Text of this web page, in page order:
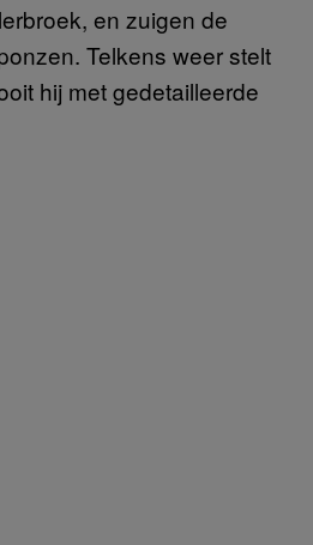
en zuigen de
Telkens weer stelt
hij met gedetailleerde